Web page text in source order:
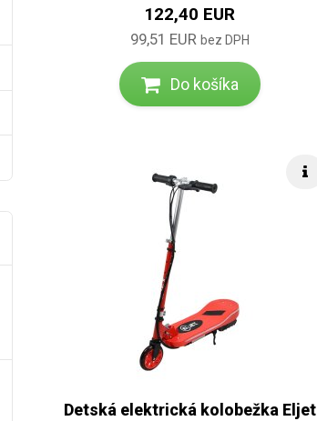
122,40 EUR
99,51 EUR bez DPH
Do košíka
Detská elektrická kolobežka Eljet